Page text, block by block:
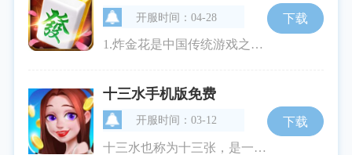
开服时间：04-28
1.炸金花是中国传统游戏之一，以其简单而富有策略性的玩法受到广大牌友的喜爱。在单机炸金花app中，系统每局游戏随机发放三张牌，玩家需要根据自己的好运和策略，决定跟分或弃牌，最终以三张组合比大小来决出胜负。2.关键的牌型有同花顺对子等，而在炸金花中特殊的规则是523最小但大于豹子，这为游戏增添了更多的趣味性和不可预测性。玩家可在对局中体验到刺激的心理博弈和运气成分的双重考验。游戏特色1.传统玩法，经典传承：游戏完美复刻了线下经典炸金花的玩法，并结合同花顺等牌型规则，给予玩家纯正
下载
十三水手机版免费
开服时间：03-12
十三水也称为十三张，是一款源于中国广东地区的经典牌类游戏，现已被移植到移动平台上，成为了许多中国游戏爱好者的心头好。其核心玩法是将手中的十三张牌进行合理分组，形成尽可能高分的组合，从而在比拼中获胜。游戏开始时，玩家会同时获得十三张牌，并需要在较短的时间内进行策略性的组合牌型。每局结束后，系统将自动进行十三水比牌说明，帮助玩家了解自己和对手的牌型组合与得分对比。游戏特色1.自由牌组组合：玩家可以根据自身的策略和对手的动向，灵活安排手中十三张牌，创造出三同花顺、三分天下等强大牌型
下载